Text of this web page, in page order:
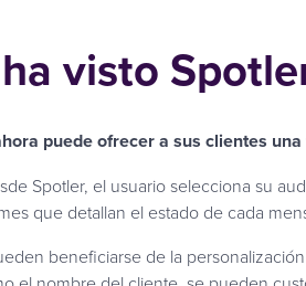
visto
puede ofrecer a sus clientes
Spotler, el usuario selecciona su
que detallan el estado de cada
beneficiarse de la